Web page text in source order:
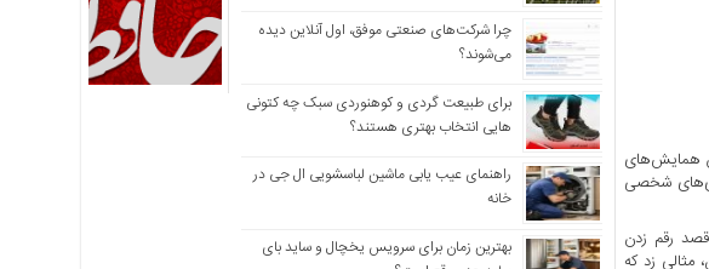
همایش‌های
شخصی
رقم زدن
مثالی زد که
چرا شرکت‌های صنعتی موفق، اول آنلاین دیده
می‌شوند؟
برای طبیعت گردی و کوهنوردی سبک چه کتونی
هایی انتخاب بهتری هستند؟
راهنمای عیب یابی ماشین لباسشویی ال جی در
خانه
بهترین زمان برای سرویس یخچال و ساید بای